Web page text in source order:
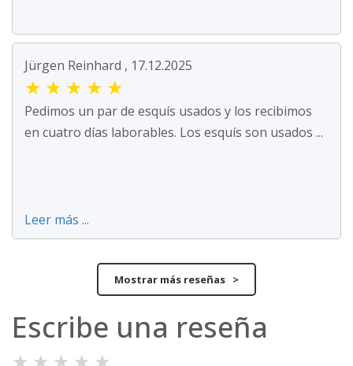
Jürgen Reinhard , 17.12.2025
★ ★ ★ ★ ★
Pedimos un par de esquís usados y los recibimos
en cuatro días laborables. Los esquís son usados ...
Leer más ...
Mostrar más reseñas >
Escribe una reseña